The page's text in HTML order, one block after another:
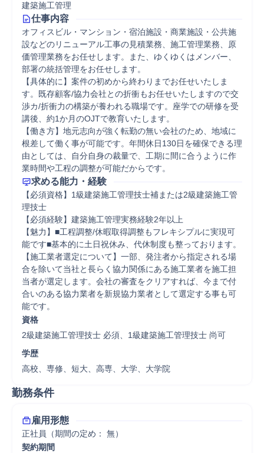
建築施工管理
仕事内容
オフィスビル・マンション・宿泊施設・商業施設・公共施
設などのリニューアル工事の見積業務、施工管理業務、原
価管理業務をお任せします。また、ゆくゆくはメンバー、
部署の統括管理をお任せします。
【具体的に】案件の初めから終わりまでお任せいたしま
す。既存顧客/協力会社との折衝もお任せいたしますので交
渉カ/折衝力の構築が養われる職場です。座学での研修を受
講後、約1か月のOJTで教育いたします。
【働き方】地元志向が強く転勤の無い会社のため、地域に
根差して働く事が可能です。年間休日130日を確保できる理
由としては、自分自身の裁量で、工期に間に合うように作
業時間や工程の調整が可能だからです。
求める能力・経験
【必須資格】1級建築施工管理技士補または2級建築施工管
理技士
【必須経験】建築施工管理実務経験2年以上
【魅力】■工程調整/休暇取得調整もフレキシプルに実現可
能です■基本的に土日祝休み、代休制度も整っております。
【施工業者選定について】一部、発注者から指定される場
合を除いて当社と長らく協力関係にある施工業者を施工担
当者が選定します。会社の審査をクリアすれば、今まで付
合いのある協力業者を新規協力業者として選定する事も可
能です。
資格
2級建築施工管理技士 必須、1級建築施工管理技士 尚可
学歴
高校、専修、短大、高専、大学、大学院
勤務条件
雇用形態
正社員（期間の定め： 無）
契約期間